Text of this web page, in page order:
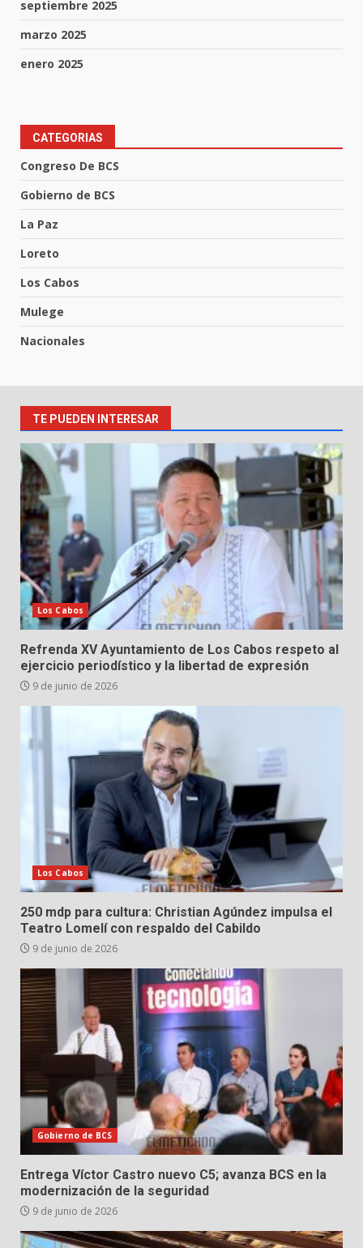
septiembre 2025
marzo 2025
enero 2025
CATEGORIAS
Congreso De BCS
Gobierno de BCS
La Paz
Loreto
Los Cabos
Mulege
Nacionales
TE PUEDEN INTERESAR
Los Cabos
Refrenda XV Ayuntamiento de Los Cabos respeto al
ejercicio periodístico y la libertad de expresión
9 de junio de 2026
Los Cabos
250 mdp para cultura: Christian Agúndez impulsa el
Teatro Lomelí con respaldo del Cabildo
9 de junio de 2026
Gobierno de BCS
Entrega Víctor Castro nuevo C5; avanza BCS en la
modernización de la seguridad
9 de junio de 2026